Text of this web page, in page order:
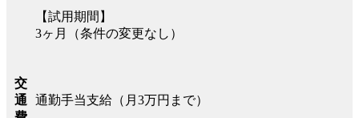
【試用期間】
3ヶ月（条件の変更なし）
交
通
通勤手当支給（月3万円まで）